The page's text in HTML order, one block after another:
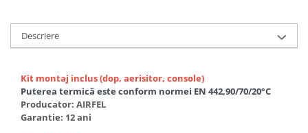
Calorifere decorative
Boilere
Boilere electrice
Boilere termoelectrice
Descriere
Kit montaj inclus (dop, aerisitor, console)
Puterea termică este conform normei EN 442,90/70/20°C
Producator: AIRFEL
Garantie: 12 ani